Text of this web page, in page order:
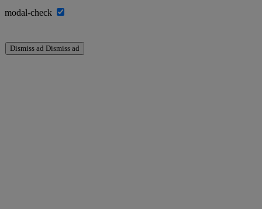
modal-check
Dismiss ad Dismiss ad